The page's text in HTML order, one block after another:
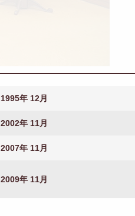
1995年 12月
2002年 11月
2007年 11月
2009年 11月